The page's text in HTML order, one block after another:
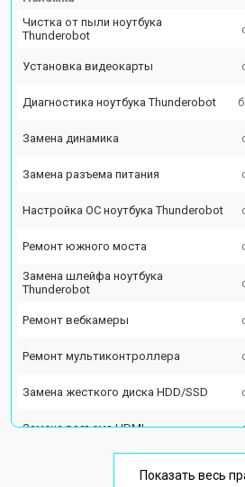
Чистка от пыли ноутбука
Thunderobot
Установка видеокарты
Диагностика ноутбука Thunderobot
Замена динамика
Замена разъема питания
Настройка ОС ноутбука Thunderobot
Ремонт южного моста
Замена шлейфа ноутбука
Thunderobot
Ремонт вебкамеры
Ремонт мультиконтроллера
Замена жесткого диска HDD/SSD
Замена разъема HDMI
Замена тачпада ноутбука
Показать весь